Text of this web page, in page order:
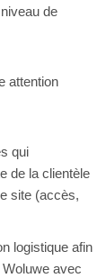
de
attention
qui
de la clientèle
site (accès,
logistique afin
avec